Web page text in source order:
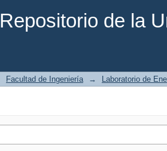
Repositorio de la
Facultad de Ingeniería → Laboratorio de